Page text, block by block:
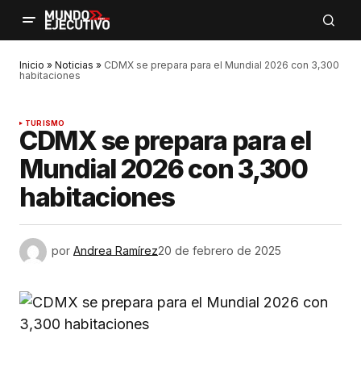
Inicio » Noticias » CDMX se prepara para el Mundial 2026 con 3,300
habitaciones
TURISMO
CDMX se prepara para el
Mundial 2026 con 3,300
habitaciones
por Andrea Ramírez20 de febrero de 2025